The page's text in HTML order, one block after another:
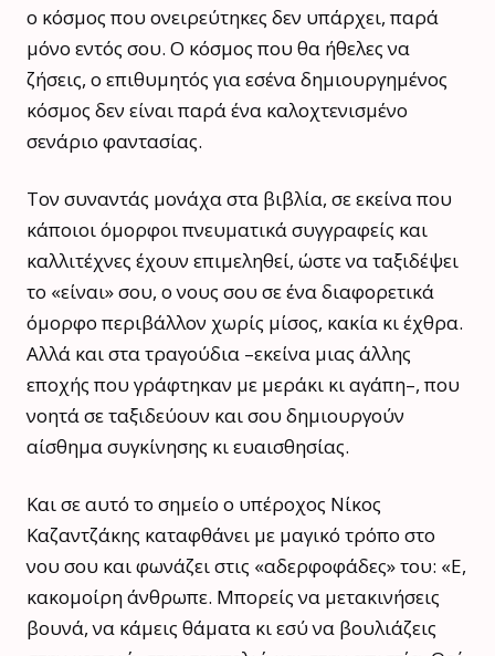
ο κόσμος που ονειρεύτηκες δεν υπάρχει, παρά
μόνο εντός σου. Ο κόσμος που θα ήθελες να
ζήσεις, ο επιθυμητός για εσένα δημιουργημένος
κόσμος δεν είναι παρά ένα καλοχτενισμένο
σενάριο φαντασίας.
Τον συναντάς μονάχα στα βιβλία, σε εκείνα που
κάποιοι όμορφοι πνευματικά συγγραφείς και
καλλιτέχνες έχουν επιμεληθεί, ώστε να ταξιδέψει
το «είναι» σου, ο νους σου σε ένα διαφορετικά
όμορφο περιβάλλον χωρίς μίσος, κακία κι έχθρα.
Αλλά και στα τραγούδια –εκείνα μιας άλλης
εποχής που γράφτηκαν με μεράκι κι αγάπη–, που
νοητά σε ταξιδεύουν και σου δημιουργούν
αίσθημα συγκίνησης κι ευαισθησίας.
Και σε αυτό το σημείο ο υπέροχος Νίκος
Καζαντζάκης καταφθάνει με μαγικό τρόπο στο
νου σου και φωνάζει στις «αδερφοφάδες» του: «Ε,
κακομοίρη άνθρωπε. Μπορείς να μετακινήσεις
βουνά, να κάμεις θάματα κι εσύ να βουλιάζεις